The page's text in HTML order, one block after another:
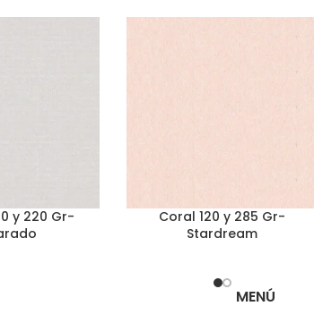
y 220 Gr-
Coral 120 y 285 Gr-
Stardream
MENÚ